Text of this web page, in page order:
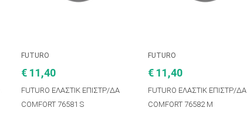
FUTURO
€ 11,40
FUTURO ΕΛΑΣΤΙΚ ΕΠΙΣΤΡ/ΔΑ
COMFORT 76581 S
FUTURO
€ 11,40
FUTURO ΕΛΑΣΤΙΚ ΕΠΙΣΤΡ/ΔΑ
COMFORT 76582 M